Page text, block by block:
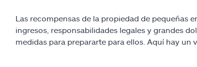
Las recompensas de la propiedad de pequeñas
ingresos, responsabilidades legales y grandes
medidas para prepararte para ellos. Aquí hay